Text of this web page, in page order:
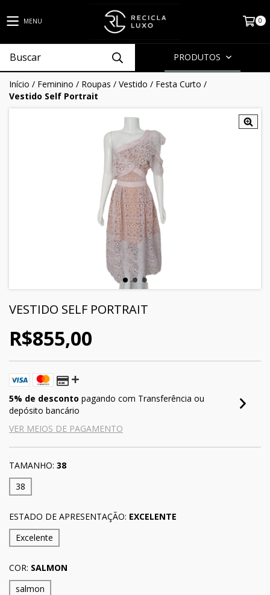
MENU 0
PRODUTOS
Início / Feminino / Roupas / Vestido / Festa Curto /
Vestido Self Portrait
VESTIDO SELF PORTRAIT
R$855,00
5% de desconto pagando com Transferência ou
depósito bancário
VER MEIOS DE PAGAMENTO
TAMANHO: 38
38
ESTADO DE APRESENTAÇÃO: EXCELENTE
Excelente
COR: SALMON
salmon